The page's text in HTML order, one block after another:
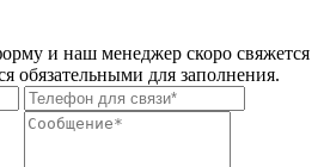
и наш менеджер скоро свяжется
обязательными для заполнения.